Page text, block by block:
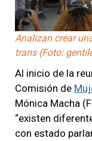
Analizan crear
trans (Foto:
Al inicio de la
Comisión de
Mónica Macha
“existen
con estado